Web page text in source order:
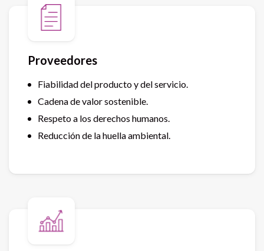
Proveedores
Fiabilidad del producto y del servicio.
Cadena de valor sostenible.
Respeto a los derechos humanos.
Reducción de la huella ambiental.